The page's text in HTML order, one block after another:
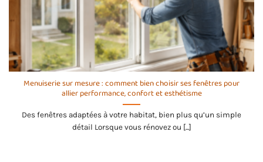
Menuiserie sur mesure : comment bien choisir ses fenêtres pour
allier performance, confort et esthétisme
Des fenêtres adaptées à votre habitat, bien plus qu’un simple
détail Lorsque vous rénovez ou [...]